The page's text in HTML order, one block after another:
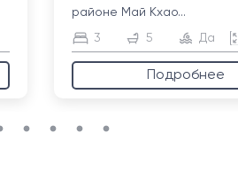
районе Май Кхао...
3 5 Да
Подробнее